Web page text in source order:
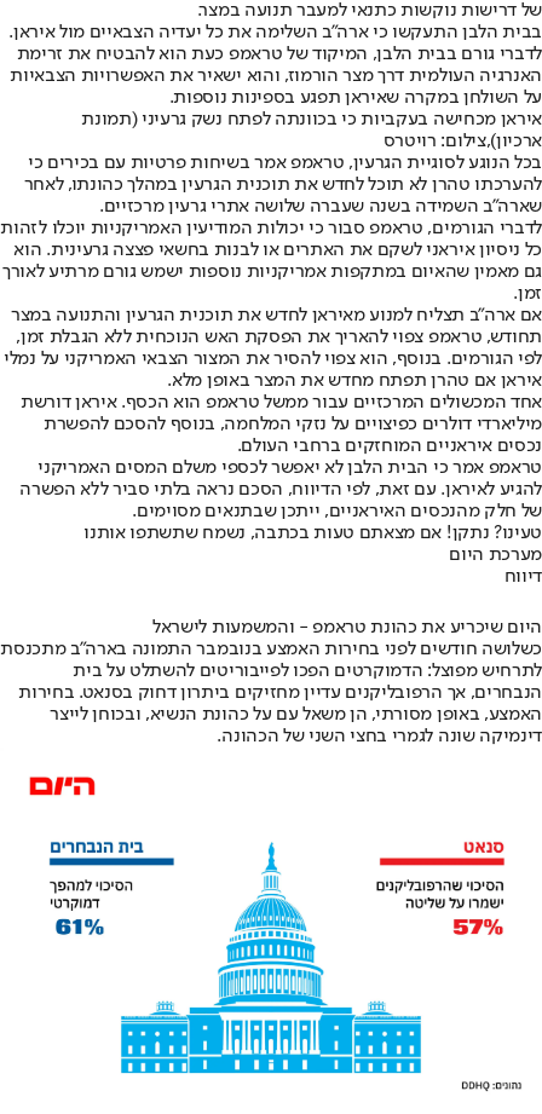
של דרישות נוקשות כתנאי למעבר תנועה במצר.
בבית הלבן התעקשו כי ארה"ב השלימה את כל יעדיה הצבאיים מול איראן.
לדברי גורם בבית הלבן, המיקוד של טראמפ כעת הוא להבטיח את זרימת
האנרגיה העולמית דרך מצר הורמוז, והוא ישאיר את האפשרויות הצבאיות
על השולחן במקרה שאיראן תפגע בספינות נוספות.
איראן מכחישה בעקביות כי בכוונתה לפתח נשק גרעיני (תמונת
ארכיון),צילום: רויטרס
בכל הנוגע לסוגיית הגרעין, טראמפ אמר בשיחות פרטיות עם בכירים כי
להערכתו טהרן לא תוכל לחדש את תוכנית הגרעין במהלך כהונתו, לאחר
שארה"ב השמידה בשנה שעברה שלושה אתרי גרעין מרכזיים.
לדברי הגורמים, טראמפ סבור כי יכולות המודיעין האמריקניות יוכלו לזהות
כל ניסיון איראני לשקם את האתרים או לבנות בחשאי פצצה גרעינית. הוא
גם מאמין שהאיום במתקפות אמריקניות נוספות ישמש גורם מרתיע לאורך
זמן.
אם ארה"ב תצליח למנוע מאיראן לחדש את תוכנית הגרעין והתנועה במצר
תחודש, טראמפ צפוי להאריך את הפסקת האש הנוכחית ללא הגבלת זמן,
לפי הגורמים. בנוסף, הוא צפוי להסיר את המצור הצבאי האמריקני על נמלי
איראן אם טהרן תפתח מחדש את המצר באופן מלא.
אחד המכשולים המרכזיים עבור ממשל טראמפ הוא הכסף. איראן דורשת
מיליארדי דולרים כפיצויים על נזקי המלחמה, בנוסף להסכם להפשרת
נכסים איראניים המוחזקים ברחבי העולם.
טראמפ אמר כי הבית הלבן לא יאפשר לכספי משלם המסים האמריקני
להגיע לאיראן. עם זאת, לפי הדיווח, הסכם נראה בלתי סביר ללא הפשרה
של חלק מהנכסים האיראניים, ייתכן שבתנאים מסוימים.
טעינו? נתקן! אם מצאתם טעות בכתבה, נשמח שתשתפו אותנו
מערכת היום
דיווח
היום שיכריע את כהונת טראמפ - והמשמעות לישראל
כשלושה חודשים לפני בחירות האמצע בנובמבר התמונה בארה"ב מתכנסת
לתרחיש מפוצל: הדמוקרטים הפכו לפייבוריטים להשתלט על בית
הנבחרים, אך הרפובליקנים עדיין מחזיקים ביתרון דחוק בסנאט. בחירות
האמצע, באופן מסורתי, הן משאל עם על כהונת הנשיא, ובכוחן לייצר
דינמיקה שונה לגמרי בחצי השני של הכהונה.